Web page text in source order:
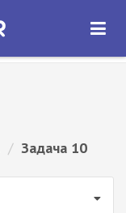
ОТКРЫТЬ
/ Задача 10